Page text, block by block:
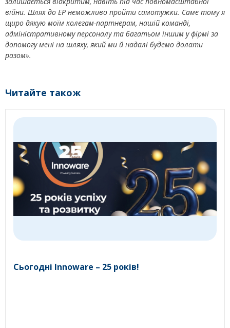
війни. Шлях до EP неможливо пройти самотужки. Саме тому я
щиро дякую моїм колегам-партнерам, нашій команді,
адміністративному персоналу та багатьом іншим у фірмі за
допомогу мені на шляху, який ми й надалі будемо долати
разом».
Читайте також
Сьогодні Innoware – 25 років!